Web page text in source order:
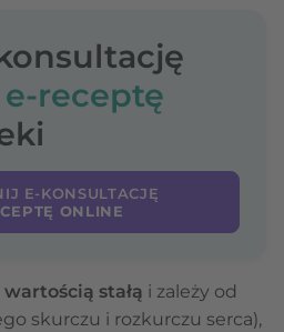
e-receptę
E-KONSULTACJĘ
ONLINE
stałą i zależy od
skurczu i rozkurczu serca),